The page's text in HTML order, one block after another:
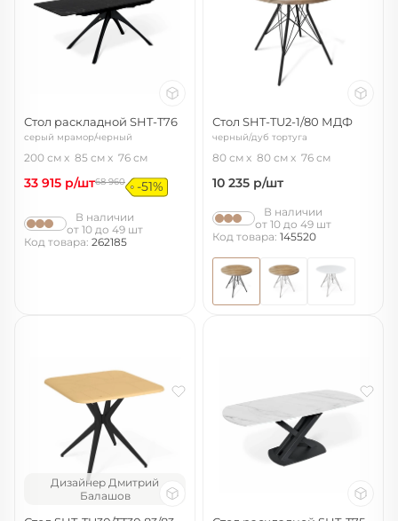
Стол раскладной SHT-T76
серый мрамор/черный
200 см 85 см 76 см
33 915 р/шт68 960 -51%
В наличии
от 10 до 49 шт
Код товара: 262185
Стол SHT-TU2-1/80 МДФ
черный/дуб тортуга
80 см 80 см 76 см
10 235 р/шт
В наличии
от 10 до 49 шт
Код товара: 145520
Дизайнер Дмитрий
Балашов